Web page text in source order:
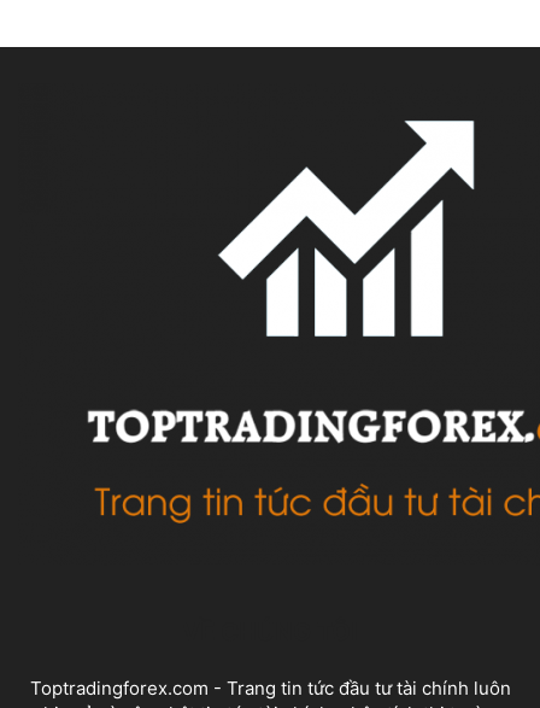
Toptradingforex.com - Trang tin tức đầu tư tài chính luôn